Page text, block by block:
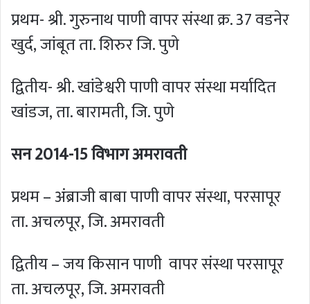
प्रथम- श्री. गुरुनाथ पाणी वापर संस्था क्र. 37 वडनेर
खुर्द, जांबूत ता. शिरुर जि. पुणे
द्वितीय- श्री. खांडेश्वरी पाणी वापर संस्था मर्यादित
खांडज, ता. बारामती, जि. पुणे
सन 2014-15 विभाग अमरावती
प्रथम – अंब्राजी बाबा पाणी वापर संस्था, परसापूर
ता. अचलपूर, जि. अमरावती
द्वितीय – जय किसान पाणी वापर संस्था परसापूर
ता. अचलपूर, जि. अमरावती